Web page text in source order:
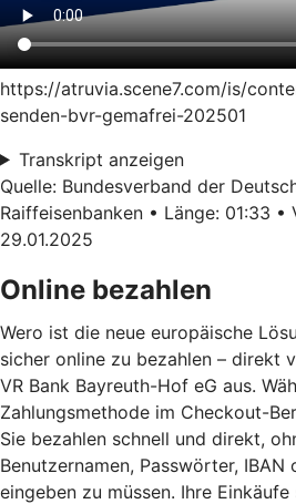
https://atruvia.scene7.com/is/
senden-bvr-gemafrei-202501
Transkript anzeigen
Quelle: Bundesverband der
Raiffeisenbanken • Länge: 01:33
29.01.2025
Online bezahlen
Wero ist die neue europäische
sicher online zu bezahlen – direkt
VR Bank Bayreuth-Hof eG aus.
Zahlungsmethode im Checkout-
Sie bezahlen schnell und direkt,
Benutzernamen, Passwörter, IBAN
eingeben zu müssen. Ihre